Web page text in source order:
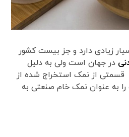
زیادی دارد و جز بیست کشور
در جهان است ولی به دلیل
قسمتی از نمک استخراج شده از
به عنوان نمک خام صنعتی به